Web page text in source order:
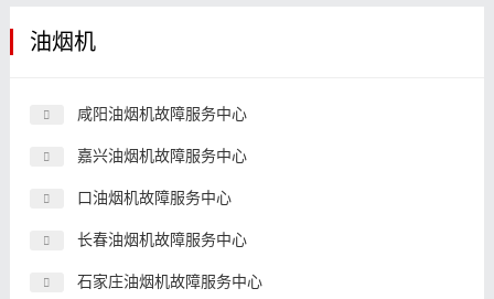
油烟机
咸阳油烟机故障服务中心
嘉兴油烟机故障服务中心
口油烟机故障服务中心
长春油烟机故障服务中心
石家庄油烟机故障服务中心